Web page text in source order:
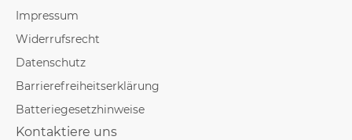
Impressum
Widerrufsrecht
Datenschutz
Barrierefreiheitserklärung
Batteriegesetzhinweise
Kontaktiere uns